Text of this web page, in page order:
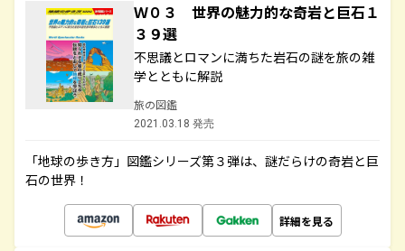
Ｗ０３ 世界の魅力的な奇岩と巨石１
３９選
不思議とロマンに満ちた岩石の謎を旅の雑
学とともに解説
旅の図鑑
2021.03.18 発売
「地球の歩き方」図鑑シリーズ第３弾は、謎だらけの奇岩と巨
石の世界！
詳細を見る